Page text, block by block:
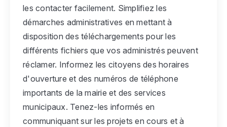
les contacter facilement. Simplifiez les
démarches administratives en mettant à
disposition des téléchargements pour les
différents fichiers que vos administrés peuvent
réclamer. Informez les citoyens des horaires
d'ouverture et des numéros de téléphone
importants de la mairie et des services
municipaux. Tenez-les informés en
communiquant sur les projets en cours et à